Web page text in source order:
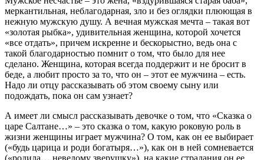
меркантильная, неблагодарная, зло и без оглядки плюющая в
нежную мужскую душу. А вечная мужская мечта – такая вот
«золотая рыбка», удивительная женщина, которой хочется
«все отдать», причем искренне и бескорыстно, ведь она с
такой благодарностью помнит о том, что было для нее
сделано. Женщина, которая всегда поддержит и не бросит в
беде, а любит просто за то, что он – этот ее мужчина – есть.
Надо ли отцу рассказывать об этом своему сыну или
подождать, пока он сам узнает?
А имеет ли смысл рассказывать девочке о том, что «Сказка о
царе Салтане…» – это сказка о том, какую роковую роль в
жизни женщины играет мужчина? О том, как он ее выбирает
(«будь царица и роди богатыря…»), как он в ней сомневается
(«родила… неведому зверушку»), на какие страдания он ее